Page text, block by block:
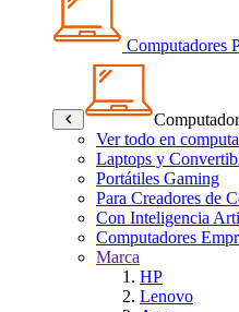
Computadores
Ver todo en
Laptops y
Portátiles Gaming
Para Creadores de
Con Inteligencia
Computadores
Marca
HP
Lenovo